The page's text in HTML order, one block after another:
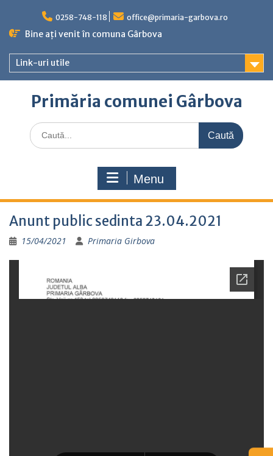
content
0258-748-118 office@primaria-garbova.ro
Bine ați venit în comuna Gârbova
Link-uri utile
Primăria comunei Gârbova
Caută
for:
Menu
Anunt public sedinta 23.04.2021
15/04/2021 Primaria Girbova